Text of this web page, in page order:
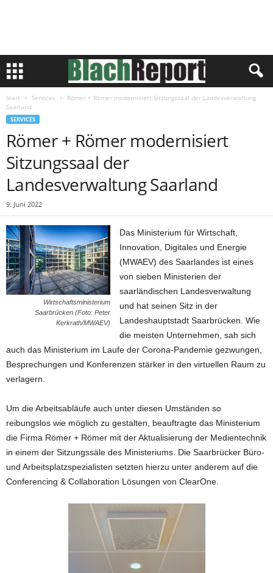
Start Services
Römer + Römer modernisiert Sitzungssaal der Landesverwaltung
Saarland
SERVICES
Römer + Römer modernisiert
Sitzungssaal der
Landesverwaltung Saarland
9. Juni 2022
Wirtschaftsministerium
Saarbrücken (Foto: Peter
Kerkrath/MWAEV)
Das Ministerium für Wirtschaft,
Innovation, Digitales und Energie
(MWAEV) des Saarlandes ist eines
von sieben Ministerien der
saarländischen Landesverwaltung
und hat seinen Sitz in der
Landeshauptstadt Saarbrücken. Wie
die meisten Unternehmen, sah sich
auch das Ministerium im Laufe der Corona-Pandemie gezwungen,
Besprechungen und Konferenzen stärker in den virtuellen Raum zu
verlagern.
Um die Arbeitsabläufe auch unter diesen Umständen so
reibungslos wie möglich zu gestalten, beauftragte das Ministerium
die Firma Römer + Römer mit der Aktualisierung der Medientechnik
in einem der Sitzungssäle des Ministeriums. Die Saarbrücker Büro-
und Arbeitsplatzspezialisten setzten hierzu unter anderem auf die
Conferencing & Collaboration Lösungen von ClearOne.